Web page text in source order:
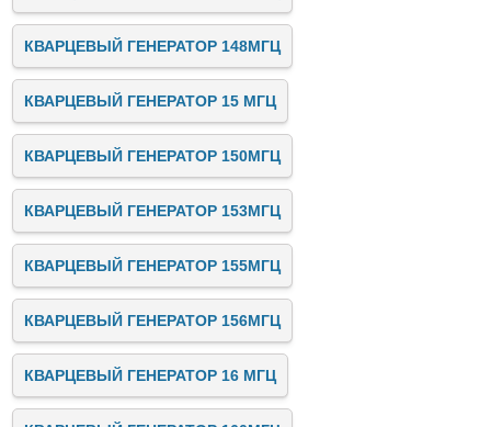
КВАРЦЕВЫЙ ГЕНЕРАТОР 148МГЦ
КВАРЦЕВЫЙ ГЕНЕРАТОР 15 МГЦ
КВАРЦЕВЫЙ ГЕНЕРАТОР 150МГЦ
КВАРЦЕВЫЙ ГЕНЕРАТОР 153МГЦ
КВАРЦЕВЫЙ ГЕНЕРАТОР 155МГЦ
КВАРЦЕВЫЙ ГЕНЕРАТОР 156МГЦ
КВАРЦЕВЫЙ ГЕНЕРАТОР 16 МГЦ